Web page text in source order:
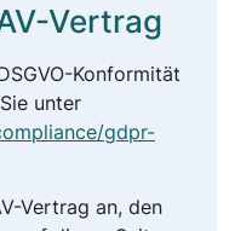
Vertrag
Konformität
unter
gdpr-
Vertrag an, den